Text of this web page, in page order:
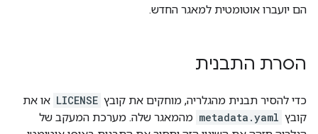
הם יועברו אוטומטית למאגר החדש.
הסרת התבנית
כדי להסיר תבנית מהגלריה, מוחקים את קובץ LICENSE או את
קובץ metadata.yaml מהמאגר שלה. מערכת המעקב של